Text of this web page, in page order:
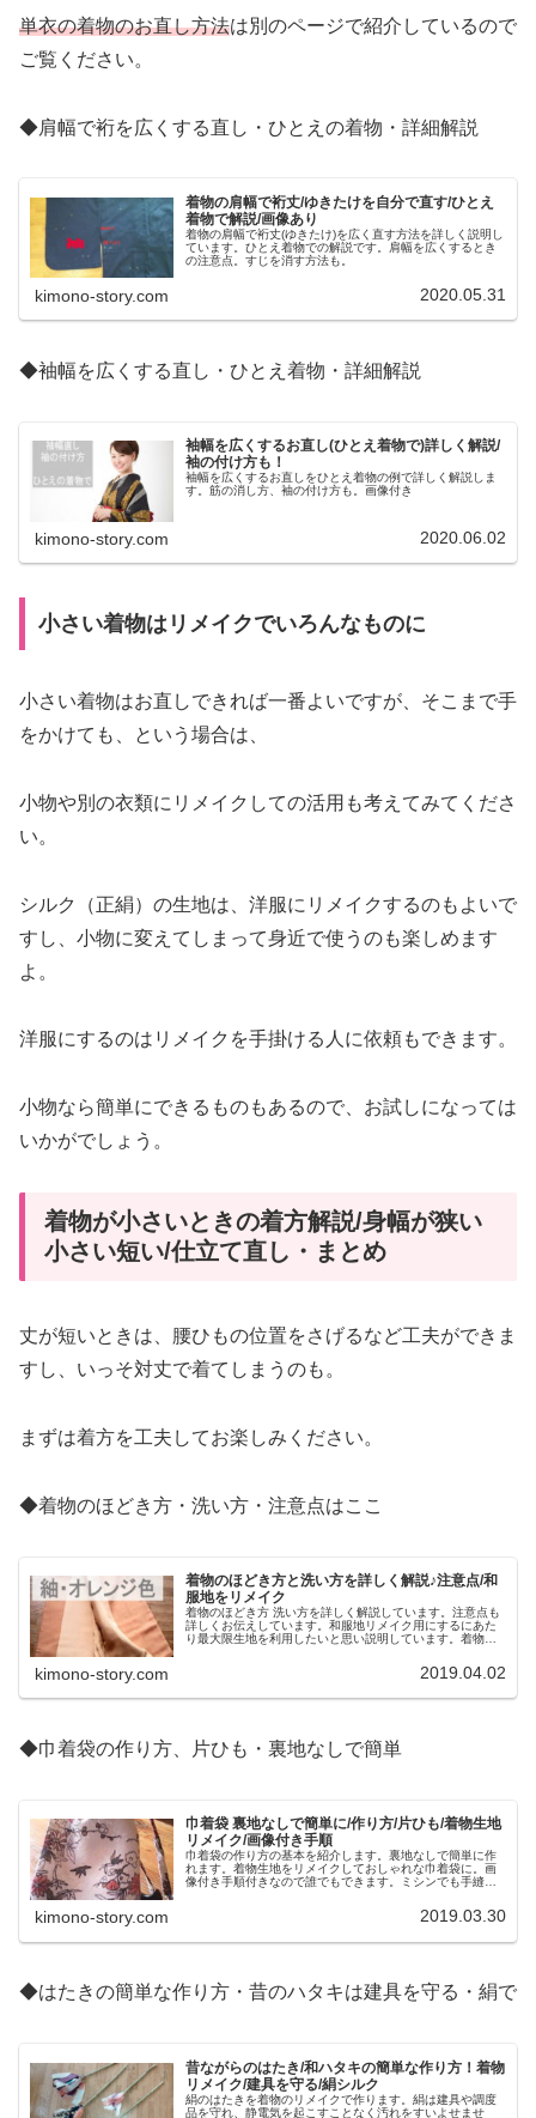
単衣の着物のお直し方法は別のページで紹介しているので
ご覧ください。
◆肩幅で裄を広くする直し・ひとえの着物・詳細解説
着物の肩幅で裄丈/ゆきたけを自分で直す/ひとえ
着物で解説/画像あり
着物の肩幅で裄丈(ゆきたけ)を広く直す方法を詳しく説明し
ています。ひとえ着物での解説です。肩幅を広くするとき
の注意点。すじを消す方法も。
kimono-story.com 2020.05.31
◆袖幅を広くする直し・ひとえ着物・詳細解説
袖幅を広くするお直し(ひとえ着物で)詳しく解説/
袖の付け方も！
袖幅を広くするお直しをひとえ着物の例で詳しく解説しま
す。筋の消し方、袖の付け方も。画像付き
kimono-story.com 2020.06.02
小さい着物はリメイクでいろんなものに
小さい着物はお直しできれば一番よいですが、そこまで手
をかけても、という場合は、
小物や別の衣類にリメイクしての活用も考えてみてくださ
い。
シルク（正絹）の生地は、洋服にリメイクするのもよいで
すし、小物に変えてしまって身近で使うのも楽しめます
よ。
洋服にするのはリメイクを手掛ける人に依頼もできます。
小物なら簡単にできるものもあるので、お試しになっては
いかがでしょう。
着物が小さいときの着方解説/身幅が狭い
小さい短い/仕立て直し・まとめ
丈が短いときは、腰ひもの位置をさげるなど工夫ができま
すし、いっそ対丈で着てしまうのも。
まずは着方を工夫してお楽しみください。
◆着物のほどき方・洗い方・注意点はここ
着物のほどき方と洗い方を詳しく解説♪注意点/和
服地をリメイク
着物のほどき方 洗い方を詳しく解説しています。注意点も
詳しくお伝えしています。和服地リメイク用にするにあた
り最大限生地を利用したいと思い説明しています。着物生
kimono-story.com 2019.04.02
◆巾着袋の作り方、片ひも・裏地なしで簡単
巾着袋 裏地なしで簡単に/作り方/片ひも/着物生地
リメイク/画像付き手順
巾着袋の作り方の基本を紹介します。裏地なしで簡単に作
れます。着物生地をリメイクしておしゃれな巾着袋に。画
像付き手順付きなので誰でもできます。ミシンでも手縫い
kimono-story.com 2019.03.30
◆はたきの簡単な作り方・昔のハタキは建具を守る・絹で
昔ながらのはたき/和ハタキの簡単な作り方！着物
リメイク/建具を守る/絹シルク
絹のはたきを着物のリメイクで作ります。絹は建具や調度
品を守れ、静電気を起こすことなく汚れをすいよせませ